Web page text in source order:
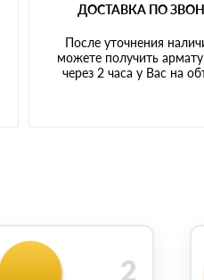
ДОСТАВКА ПО
После уточнения
можете получить
через 2 часа у Вас на